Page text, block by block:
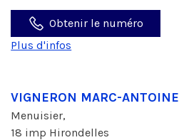
Obtenir le numéro
Plus d'infos
VIGNERON MARC-ANTOINE
Menuisier,
18 imp Hirondelles